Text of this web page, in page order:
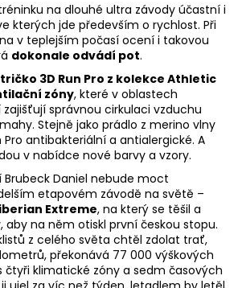
na dlouhé ultra závody účastní i
kterých jde především o rychlost. Při
v teplejším počasí ocení i takovou
dokonale odvádí pot.
3D Run Pro z kolekce Athletic
zóny, které v oblastech
správnou cirkulaci vzduchu
Stejně jako prádlo z merino vlny
Pro antibakteriální a antialergické. A
v nabídce nové barvy a vzory.
Brubeck Daniel nebude moct
etapovém závodě na světě –
Extreme, na který se těšil a
aby na něm otiskl první českou stopu.
z celého světa chtěl zdolat trať,
překonává 77 000 výškových
klimatické zóny a sedm časových